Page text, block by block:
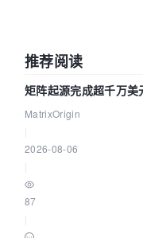
推荐阅读
矩阵起源完成超千万
押注企业级AI基础设施
MatrixOrigin
2026-08-06
87